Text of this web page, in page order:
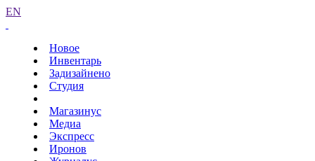
EN
Новое
Инвентарь
Задизайнено
Студия
Магазинус
Медиа
Экспресс
Иронов